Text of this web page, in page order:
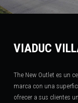
VIADUC
The New Outlet es un
marca con una
ofrecer a sus clientes